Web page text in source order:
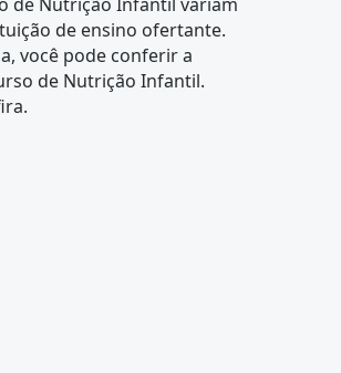
de ensino ofertante.
você pode conferir a
de Nutrição Infantil.